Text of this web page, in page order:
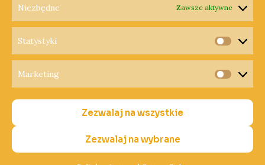
Niezbędne Zawsze aktywne
Statystyki
Marketing
Zezwalaj na wszystkie
Zezwalaj na wybrane
Polityka Cookies